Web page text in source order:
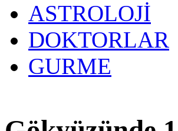
ASTROLOJİ
DOKTORLAR
GURME